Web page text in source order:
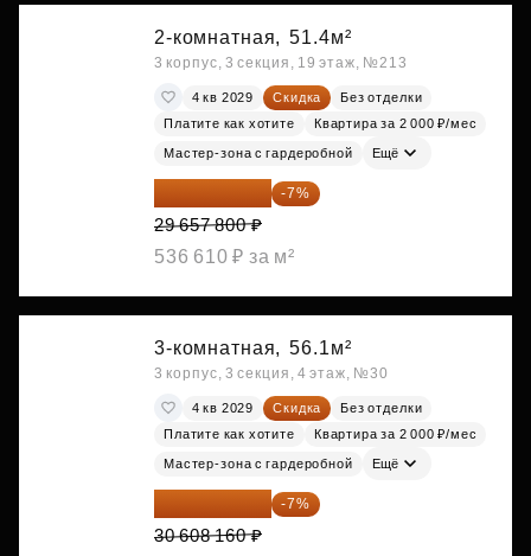
2-комнатная, 51.4м²
3 корпус, 3 секция, 19 этаж, №213
4 кв 2029 Скидка
Без отделки
Платите как хотите
Квартира за 2 000 ₽/мес
Мастер-зона с гардеробной Ещё
27 581 754 ₽ -7%
29 657 800 ₽
536 610 ₽ за м²
3-комнатная, 56.1м²
3 корпус, 3 секция, 4 этаж, №30
4 кв 2029 Скидка
Без отделки
Платите как хотите
Квартира за 2 000 ₽/мес
Мастер-зона с гардеробной Ещё
28 465 589 ₽ -7%
30 608 160 ₽